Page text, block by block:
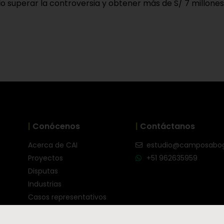
superar la controversia y obtener más de S/ 7
| Conócenos
Acerca de CAI
Proyectos
Disputas
Industrias
Casos representativos
| Contáctanos
+51 962635959